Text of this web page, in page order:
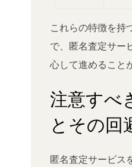
これらの特徴を持
で、匿名査定サー
心して進めること
注意すべ
とその回
匿名査定サービス